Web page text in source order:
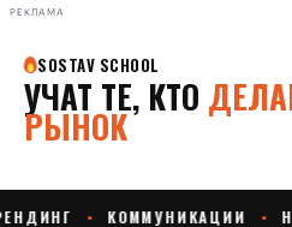
РЕКЛАМА